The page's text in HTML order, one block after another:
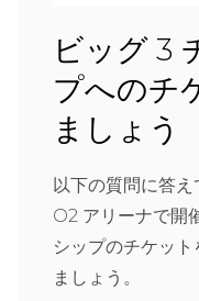
ビッグ 3
プへのチ
ましょう
以下の質問に答
O2 アリーナで開
シップのチケッ
ましょう。